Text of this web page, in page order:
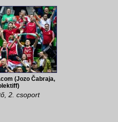
(Jozo Čabraja,
2. csoport